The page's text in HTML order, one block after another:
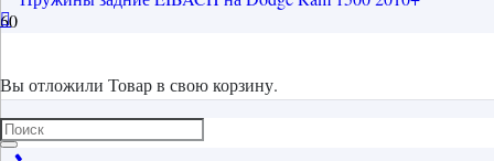
Вы отложили Товарв свою корзину.